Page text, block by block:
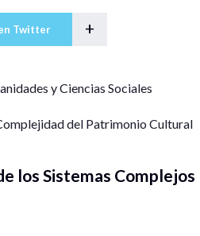
Twitter +
y Ciencias Sociales
del Patrimonio Cultural
los Sistemas Complejos